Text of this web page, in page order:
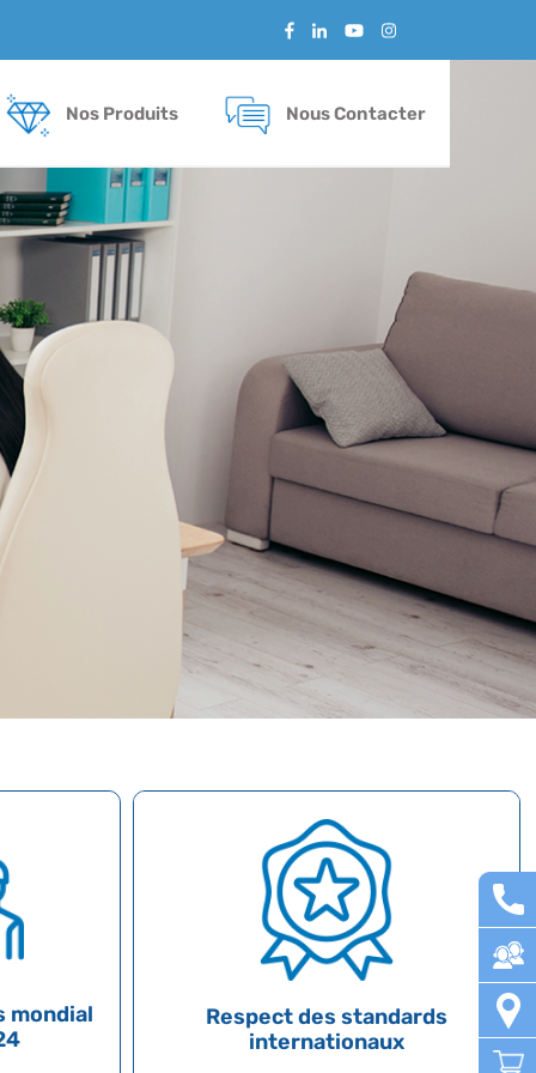
Nos Produits Nous Contacter
mondial
Respect des standards
internationaux